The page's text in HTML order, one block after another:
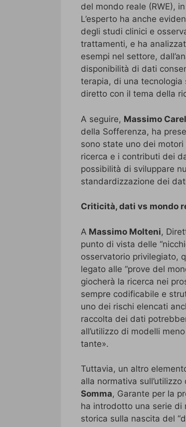
del mondo reale (RWE),
L’esperto ha anche
degli studi clinici e
trattamenti, e ha
esempi nel settore,
disponibilità di dati
terapia, di una tecnologia
diretto con il tema della
A seguire, Massimo
della Sofferenza, ha
sono state uno dei
ricerca e i contributi dei
possibilità di sviluppare
standardizzazione dei
Criticità, dati vs mondo
A Massimo Molteni,
punto di vista delle
osservatorio privilegiato,
legato alle “prove del
giocherà la ricerca nei
sempre codificabile e
uno dei rischi elencati
raccolta dei dati
all’utilizzo di modelli
tante».
Tuttavia, un altro
alla normativa
Somma, Garante per la
ha introdotto una serie
storica sulla nascita del